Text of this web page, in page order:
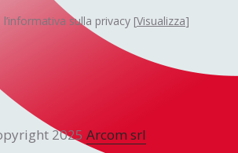
sulla privacy [Visualizza]
2025 Arcom srl